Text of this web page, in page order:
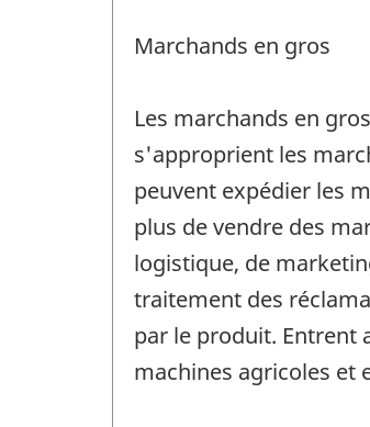
Marchands en gros
Les marchands en
s'approprient les
peuvent expédier les
plus de vendre des
logistique, de
traitement des
par le produit. Entrent
machines agricoles et